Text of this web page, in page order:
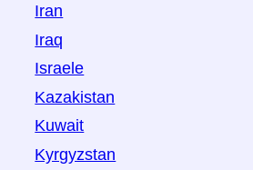
Iran
Iraq
Israele
Kazakistan
Kuwait
Kyrgyzstan